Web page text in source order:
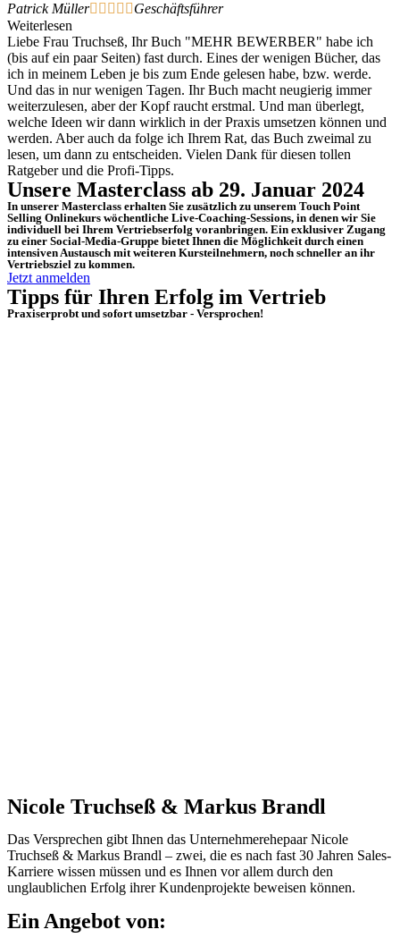
Patrick Müller    Geschäftsführer
Weiterlesen
Liebe Frau Truchseß, Ihr Buch "MEHR BEWERBER" habe ich
(bis auf ein paar Seiten) fast durch. Eines der wenigen Bücher, das
ich in meinem Leben je bis zum Ende gelesen habe, bzw. werde.
Und das in nur wenigen Tagen. Ihr Buch macht neugierig immer
weiterzulesen, aber der Kopf raucht erstmal. Und man überlegt,
welche Ideen wir dann wirklich in der Praxis umsetzen können und
werden. Aber auch da folge ich Ihrem Rat, das Buch zweimal zu
lesen, um dann zu entscheiden. Vielen Dank für diesen tollen
Ratgeber und die Profi-Tipps.
Unsere Masterclass ab 29. Januar 2024​
In unserer Masterclass erhalten Sie zusätzlich zu unserem Touch Point
Selling Onlinekurs wöchentliche Live-Coaching-Sessions, in denen wir Sie
individuell bei Ihrem Vertriebserfolg voranbringen. Ein exklusiver Zugang
zu einer Social-Media-Gruppe bietet Ihnen die Möglichkeit durch einen
intensiven Austausch mit weiteren Kursteilnehmern, noch schneller an ihr
Vertriebsziel zu kommen.
Jetzt anmelden
Tipps für Ihren Erfolg im Vertrieb
Praxiserprobt und sofort umsetzbar - Versprochen!
Nicole Truchseß & Markus Brandl
Das Versprechen gibt Ihnen das Unternehmer­ehepaar Nicole
Truchseß & Markus Brandl – zwei, die es nach fast 30 Jahren Sales-
Karriere wissen müssen und es Ihnen vor allem durch den
unglaublichen Erfolg ihrer Kundenprojekte beweisen können.
Ein Angebot von: